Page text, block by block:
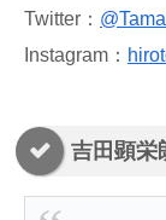
Twitter：
Instagram：
吉田顕栄